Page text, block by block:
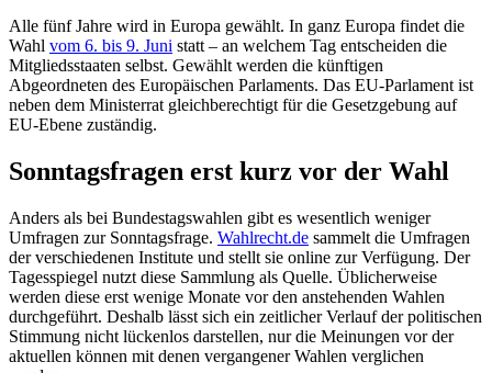
Alle fünf Jahre wird in Europa gewählt. In ganz Europa findet die
Wahl vom 6. bis 9. Juni statt – an welchem Tag entscheiden die
Mitgliedsstaaten selbst. Gewählt werden die künftigen
Abgeordneten des Europäischen Parlaments. Das EU-Parlament ist
neben dem Ministerrat gleichberechtigt für die Gesetzgebung auf
EU-Ebene zuständig.
Sonntagsfragen erst kurz vor der Wahl
Anders als bei Bundestagswahlen gibt es wesentlich weniger
Umfragen zur Sonntagsfrage. Wahlrecht.de sammelt die Umfragen
der verschiedenen Institute und stellt sie online zur Verfügung. Der
Tagesspiegel nutzt diese Sammlung als Quelle. Üblicherweise
werden diese erst wenige Monate vor den anstehenden Wahlen
durchgeführt. Deshalb lässt sich ein zeitlicher Verlauf der politischen
Stimmung nicht lückenlos darstellen, nur die Meinungen vor der
aktuellen können mit denen vergangener Wahlen verglichen